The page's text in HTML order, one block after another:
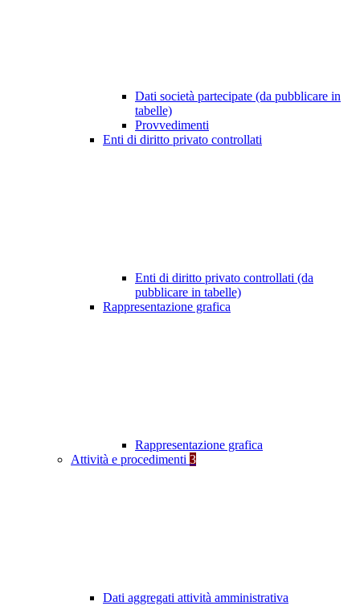
Dati società partecipate (da pubblicare in
tabelle)
Provvedimenti
Enti di diritto privato controllati
Enti di diritto privato controllati (da
pubblicare in tabelle)
Rappresentazione grafica
Rappresentazione grafica
Attività e procedimenti 3
Dati aggregati attività amministrativa